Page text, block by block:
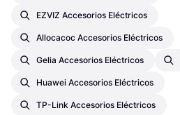
EZVIZ Accesorios Eléctricos
Allocacoc Accesorios Eléctricos
Gelia Accesorios Eléctricos
Huawei Accesorios Eléctricos
TP-Link Accesorios Eléctricos